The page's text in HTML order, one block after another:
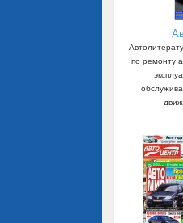
по ремонту